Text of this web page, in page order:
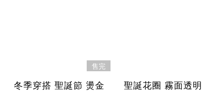
售完
冬季穿搭 聖誕節 燙金
聖誕花圈 霧面透明